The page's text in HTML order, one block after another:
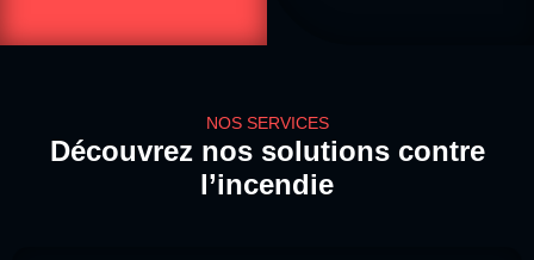
NOS SERVICES
Découvrez nos solutions contre
l’incendie